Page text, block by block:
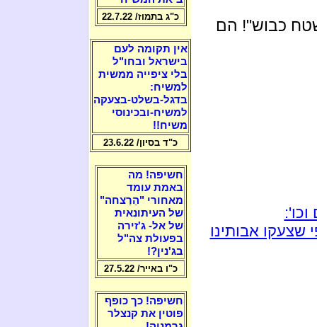
כבוש"! הם
אבותינו
כ"ג בתמוז/ 22.7.22
אין תקומה לעם
בישראל ובחו"ל
בלי ציפייה ממשית
למשיח:
בדגל-בשלט-בצעקה
למשיח-ובכינוסי
משיח!!
כ"ד בסיון/ 23.6.22
חשיפה! מה
באמת עומד
מאחורי "הֵרַצחה"
של העיתונאית
של אל- ג'זירה
בפעולת צה"ל
בג'נין?!
כ"ו באייר/ 27.5.22
חשיפה! כך כופף
פוטין את קנצלר